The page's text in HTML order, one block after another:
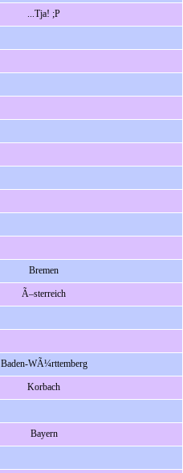
...Tja! ;P
Bremen
Ã–sterreich
Baden-WÃ¼rttemberg
Korbach
Bayern